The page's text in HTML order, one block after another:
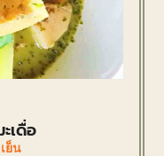
เดื่อ
ย็น